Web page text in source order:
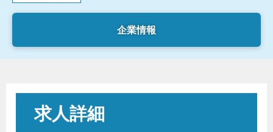
企業情報
求人詳細